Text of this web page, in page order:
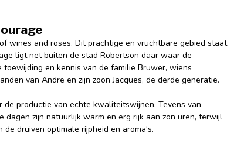
wines and roses. Dit prachtige en vruchtbare gebied staat
ligt net buiten de stad Robertson daar waar de
en kennis van de familie Bruwer, wiens
van Andre en zijn zoon Jacques, de derde generatie.
productie van echte kwaliteitswijnen. Tevens van
zijn natuurlijk warm en erg rijk aan zon uren, terwijl
druiven optimale rijpheid en aroma's.